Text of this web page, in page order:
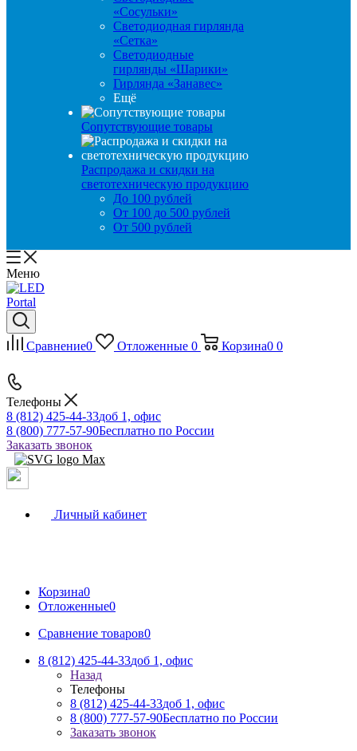
«Сосульки»
Светодиодная гирлянда
«Сетка»
Светодиодные
гирлянды «Шарики»
Гирлянда «Занавес»
Ещё
Сопутствующие товары
Распродажа и скидки на
светотехническую продукцию
До 100 рублей
От 100 до 500 рублей
От 500 рублей
Меню
Сравнение0 Отложенные 0 Корзина0 0
Телефоны
8 (812) 425-44-33доб 1, офис
8 (800) 777-57-90Бесплатно по России
Заказать звонок
Личный кабинет
Корзина0
Отложенные0
Сравнение товаров0
8 (812) 425-44-33доб 1, офис
Назад
Телефоны
8 (812) 425-44-33доб 1, офис
8 (800) 777-57-90Бесплатно по России
Заказать звонок